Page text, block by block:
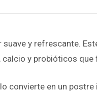
suave y refrescante.
y probióticos
convierte en un